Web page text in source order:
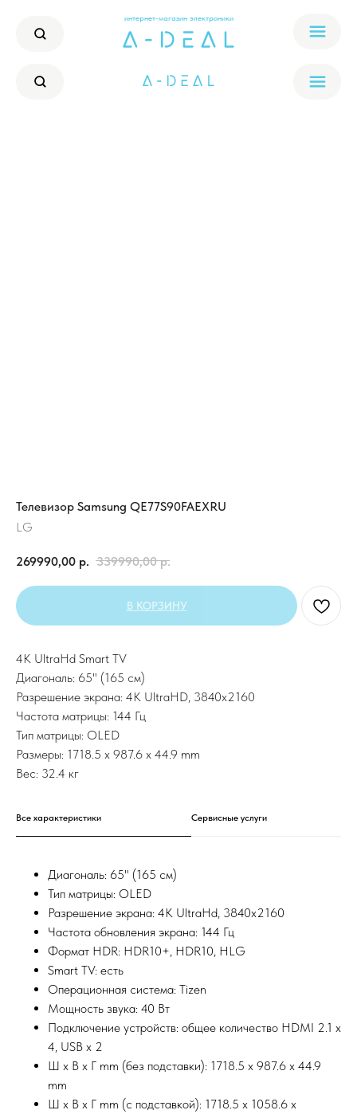
интернет-магазин электроники
Телевизор Samsung QE77S90FAEXRU
LG
269990,00 р. 339990,00 р.
В КОРЗИНУ
4K UltraHd Smart TV
Диагональ: 65" (165 см)
Разрешение экрана: 4K UltraHD, 3840х2160
Частота матрицы: 144 Гц
Тип матрицы: OLED
Размеры: 1718.5 x 987.6 x 44.9 mm
Вес: 32.4 кг
Все характеристики Сервисные услуги
Диагональ: 65" (165 см)
Тип матрицы: OLED
Разрешение экрана: 4K UltraHd, 3840х2160
Частота обновления экрана: 144 Гц
Формат HDR: HDR10+, HDR10, HLG
Smart TV: есть
Операционная система: Tizen
Мощность звука: 40 Вт
Подключение устройств: общее количество HDMI 2.1 x
4, USB x 2
Ш x В x Г mm (без подставки): 1718.5 x 987.6 x 44.9
mm
Ш x В x Г mm (с подставкой): 1718.5 x 1058.6 x